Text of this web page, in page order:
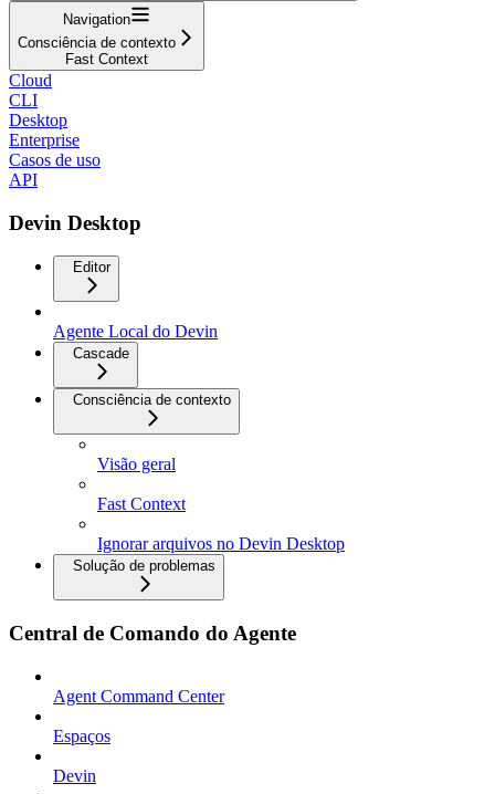
Navigation
Consciência de contexto
Fast Context
Cloud
CLI
Desktop
Enterprise
Casos de uso
API
Devin Desktop
Editor
Agente Local do Devin
Cascade
Consciência de contexto
Visão geral
Fast Context
Ignorar arquivos no Devin Desktop
Solução de problemas
Central de Comando do Agente
Agent Command Center
Espaços
Devin